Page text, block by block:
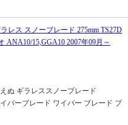
レス スノーブレード 275mm TS27D
ANA10/15,GGA10 2007年09月～
ぬ ギラレススノーブレード
パーブレード ワイパー ブレード ブ